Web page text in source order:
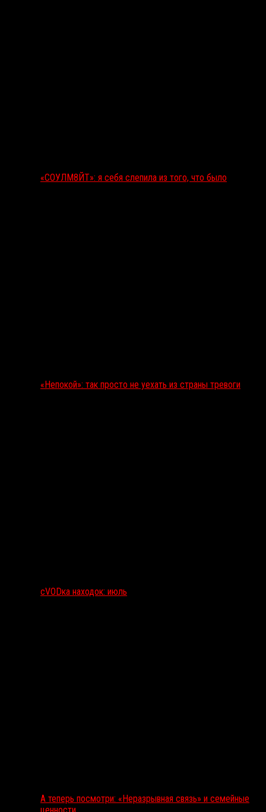
«СОУЛМ8ЙТ»: я себя слепила из того, что было
«Непокой»: так просто не уехать из страны тревоги
сVODка находок: июль
А теперь посмотри: «Неразрывная связь» и семейные
ценности